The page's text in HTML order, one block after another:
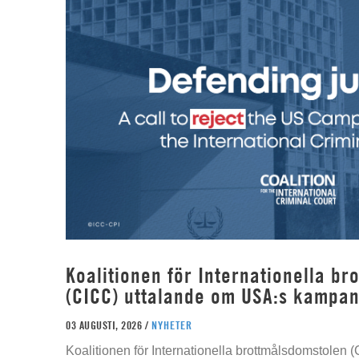
Koalitionen för Internationella
(CICC) uttalande om USA:s
03 AUGUSTI, 2026 / NYHETER
Koalitionen för Internationella brottmålsdomstolen